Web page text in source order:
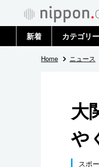
新着 カテゴリー
政治・外交
国際
社会
文化
Home ニュース
大
や
スポ